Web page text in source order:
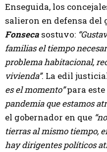
Enseguida, los
salieron en defensa del
Fonseca sostuvo:
familias el tiempo
problema habitacional,
vivienda”. La edil
es el momento”para este
pandemia que estamos
el gobernador en que
tierras al mismo tiempo,
hay dirigentes políticos